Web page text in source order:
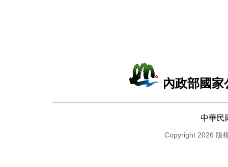
內政部國
中華民
Copyright 2026 版